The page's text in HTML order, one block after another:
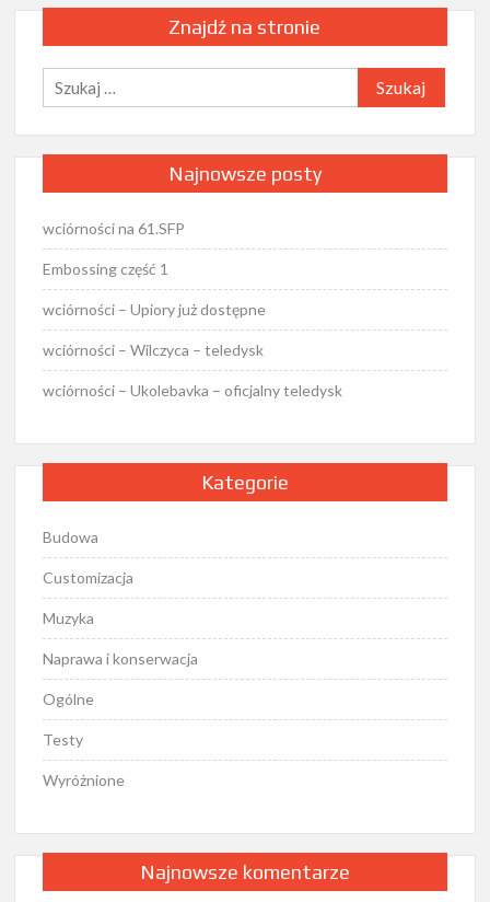
Znajdź na stronie
Szukaj:
Najnowsze posty
wciórności na 61.SFP
Embossing część 1
wciórności – Upiory już dostępne
wciórności – Wilczyca – teledysk
wciórności – Ukolebavka – oficjalny teledysk
Kategorie
Budowa
Customizacja
Muzyka
Naprawa i konserwacja
Ogólne
Testy
Wyróżnione
Najnowsze komentarze